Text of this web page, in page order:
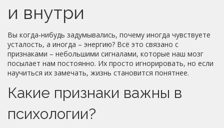
и внутри
Вы когда‑нибудь задумывались, почему иногда чувствуете
усталость, а иногда – энергию? Всё это связано с
признаками – небольшими сигналами, которые наш мозг
посылает нам постоянно. Их просто игнорировать, но если
научиться их замечать, жизнь становится понятнее.
Какие признаки важны в
психологии?